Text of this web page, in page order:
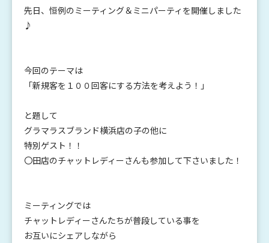
先日、恒例のミーティング＆ミニパーティを開催しました
♪
今回のテーマは
「新規客を１００回客にする方法を考えよう！」
と題して
グラマラスブランド横浜店の子の他に
特別ゲスト！！
〇田店のチャットレディーさんも参加して下さいました！
ミーティングでは
チャットレディーさんたちが普段している事を
お互いにシェアしながら